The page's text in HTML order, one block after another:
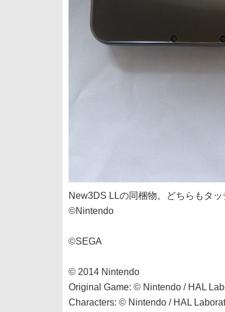
New3DS LLの同梱物。どちらもタ
©Nintendo
©SEGA
© 2014 Nintendo
Original Game: © Nintendo / HAL
Characters: © Nintendo / HAL